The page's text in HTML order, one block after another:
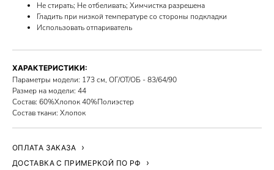
Не стирать; Не отбеливать; Химчистка разрешена
Гладить при низкой температуре со стороны подкладки
Использовать отпариватель
ХАРАКТЕРИСТИКИ:
Параметры модели: 173 см, ОГ/ОТ/ОБ - 83/64/90
Размер на модели: 44
Состав: 60%Хлопок 40%Полиэстер
Состав ткани: Хлопок
ОПЛАТА ЗАКАЗА
ДОСТАВКА С ПРИМЕРКОЙ ПО РФ